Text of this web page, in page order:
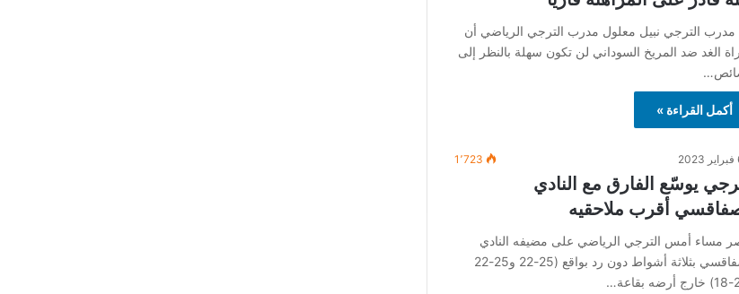
مدرب الترجي نبيل معلول مدرب الترجي الرياضي أن
الغد ضد المريخ السوداني لن تكون سهلة بالنظر إلى
أكمل القراءة »
1٬723
يوسّع الفارق مع النادي
أقرب ملاحقيه
مساء أمس الترجي الرياضي على مضيفه النادي
الصفاقسي بثلاثة أشواط دون رد بواقع (25-22 و25-22